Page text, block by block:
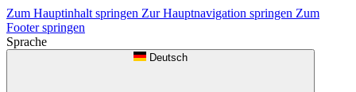
Zum Hauptinhalt springen Zur Hauptnavigation springen Zum
Footer springen
Sprache
Deutsch